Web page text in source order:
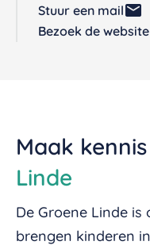
Stuur een mail
Bezoek de website
Maak
Linde
De Groene Linde is
brengen kinderen